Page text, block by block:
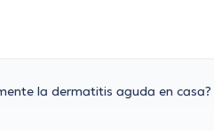
la dermatitis aguda en casa?